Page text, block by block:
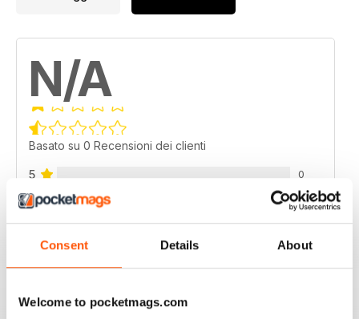
Consent Details About
Welcome to pocketmags.com
N/A
Basato su 0 Recensioni dei clienti
5 0
4 0
3 0
0